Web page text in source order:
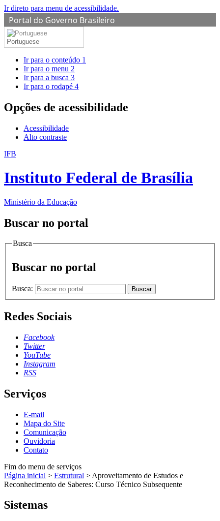
Ir direto para menu de acessibilidade.
Portal do Governo Brasileiro
Portuguese
Ir para o conteúdo 1
Ir para o menu 2
Ir para a busca 3
Ir para o rodapé 4
Opções de acessibilidade
Acessibilidade
Alto contraste
IFB
Instituto Federal de Brasília
Ministério da Educação
Buscar no portal
Busca
Buscar no portal
Busca: Buscar
Redes Sociais
Facebook
Twitter
YouTube
Instagram
RSS
Serviços
E-mail
Mapa do Site
Comunicação
Ouvidoria
Contato
Fim do menu de serviços
Página inicial > Estrutural > Aproveitamento de Estudos e
Reconhecimento de Saberes: Curso Técnico Subsequente
Sistemas